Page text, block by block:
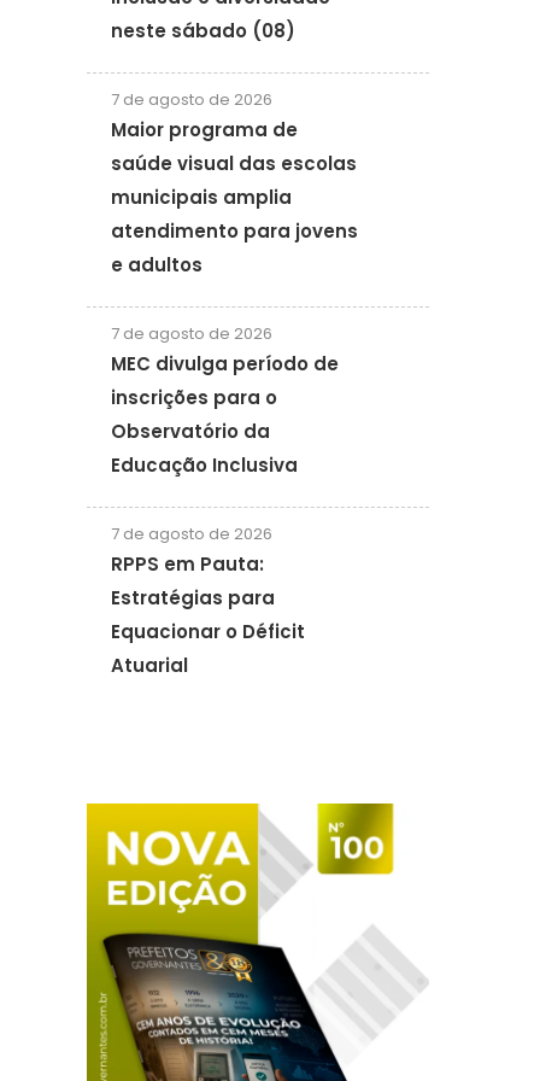
neste sábado (08)
7 de agosto de 2026
Maior programa de
saúde visual das escolas
municipais amplia
atendimento para jovens
e adultos
7 de agosto de 2026
MEC divulga período de
inscrições para o
Observatório da
Educação Inclusiva
7 de agosto de 2026
RPPS em Pauta:
Estratégias para
Equacionar o Déficit
Atuarial